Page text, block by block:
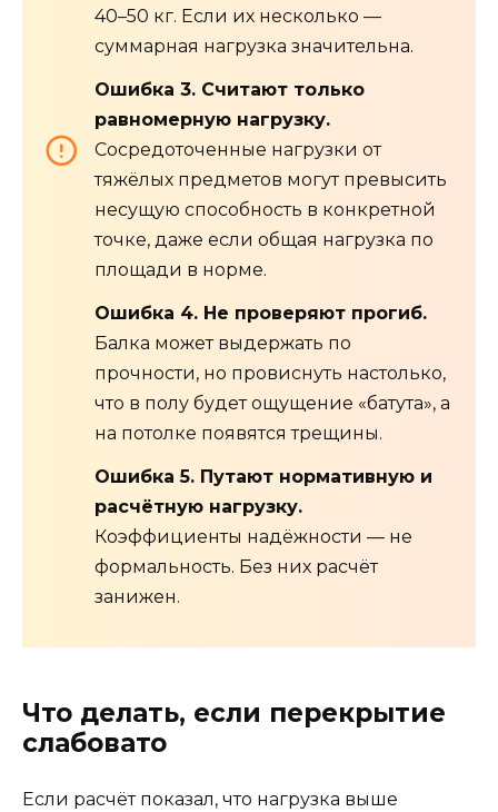
40–50 кг. Если их несколько —
суммарная нагрузка значительна.
Ошибка 3. Считают только
равномерную нагрузку.
Сосредоточенные нагрузки от
тяжёлых предметов могут превысить
несущую способность в конкретной
точке, даже если общая нагрузка по
площади в норме.
Ошибка 4. Не проверяют прогиб.
Балка может выдержать по
прочности, но провиснуть настолько,
что в полу будет ощущение «батута», а
на потолке появятся трещины.
Ошибка 5. Путают нормативную и
расчётную нагрузку.
Коэффициенты надёжности — не
формальность. Без них расчёт
занижен.
Что делать, если перекрытие
слабовато
Если расчёт показал, что нагрузка выше